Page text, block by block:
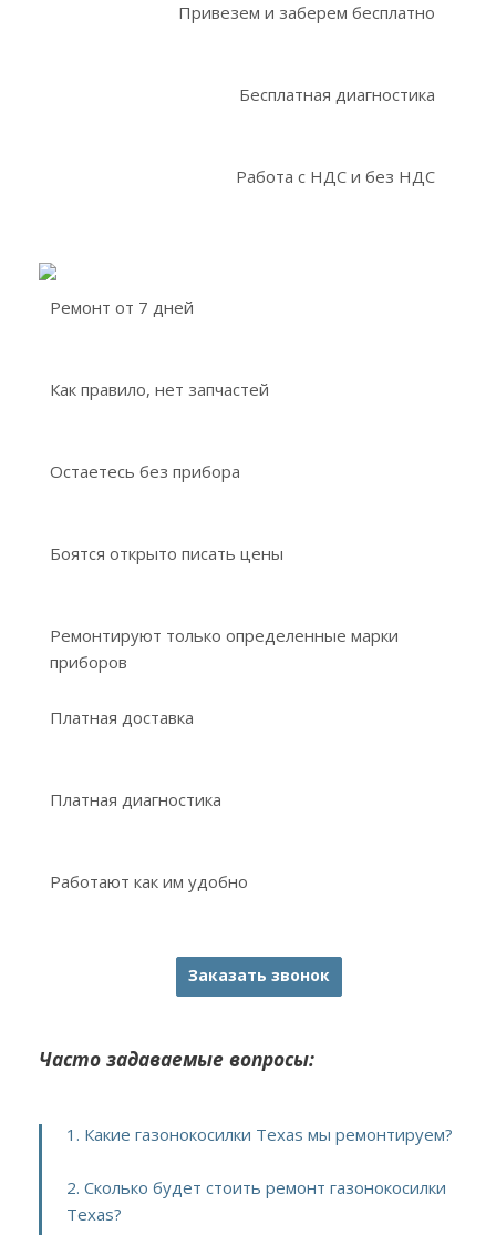
Привезем и заберем бесплатно
Бесплатная диагностика
Работа с НДС и без НДС
Ремонт от 7 дней
Как правило, нет запчастей
Остаетесь без прибора
Боятся открыто писать цены
Ремонтируют только определенные марки
приборов
Платная доставка
Платная диагностика
Работают как им удобно
Заказать звонок
Часто задаваемые вопросы:
1. Какие газонокосилки Texas мы ремонтируем?
2. Сколько будет стоить ремонт газонокосилки
Texas?